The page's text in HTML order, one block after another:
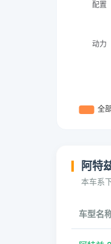
阿特
本车系
车型名